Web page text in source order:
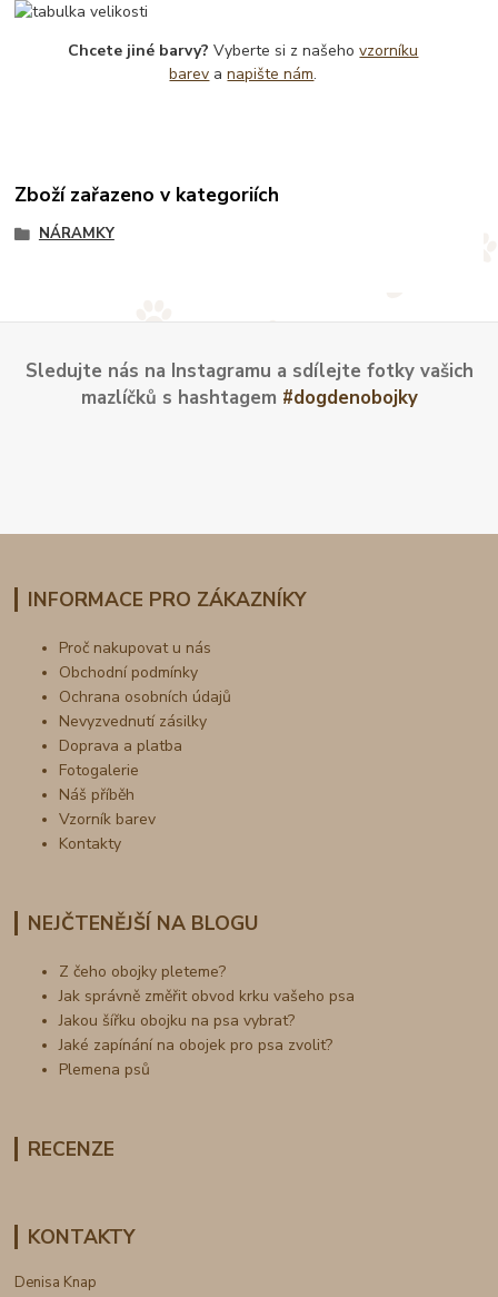
Chcete jiné barvy? Vyberte si z našehovzorníku
barev anapište nám.
Zboží zařazeno v kategoriích
NÁRAMKY
Sledujte nás na Instagramu a sdílejte fotky vašich
mazlíčků s hashtagem #dogdenobojky
INFORMACE PRO ZÁKAZNÍKY
Proč nakupovat u nás
Obchodní podmínky
Ochrana osobních údajů
Nevyzvednutí zásilky
Doprava a platba
Fotogalerie
Náš příběh
Vzorník barev
Kontakty
NEJČTENĚJŠÍ NA BLOGU
Z čeho obojky pleteme?
Jak správně změřit obvod krku vašeho psa
Jakou šířku obojku na psa vybrat?
Jaké zapínání na obojek pro psa zvolit?
Plemena psů
RECENZE
KONTAKTY
Denisa Knap